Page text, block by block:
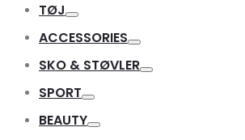
TØJ
ACCESSORIES
SKO & STØVLER
SPORT
BEAUTY